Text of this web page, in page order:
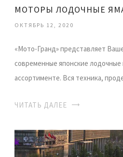
МОТОРЫ ЛОДОЧНЫЕ
ОКТЯБРЬ 12, 2020
«Мото-Гранд» представляет
современные японские
ассортименте. Вся техника,
ЧИТАТЬ ДАЛЕЕ